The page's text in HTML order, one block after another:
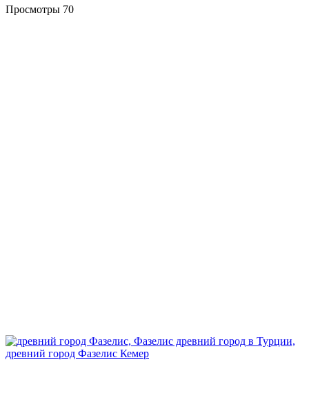
Просмотры 70